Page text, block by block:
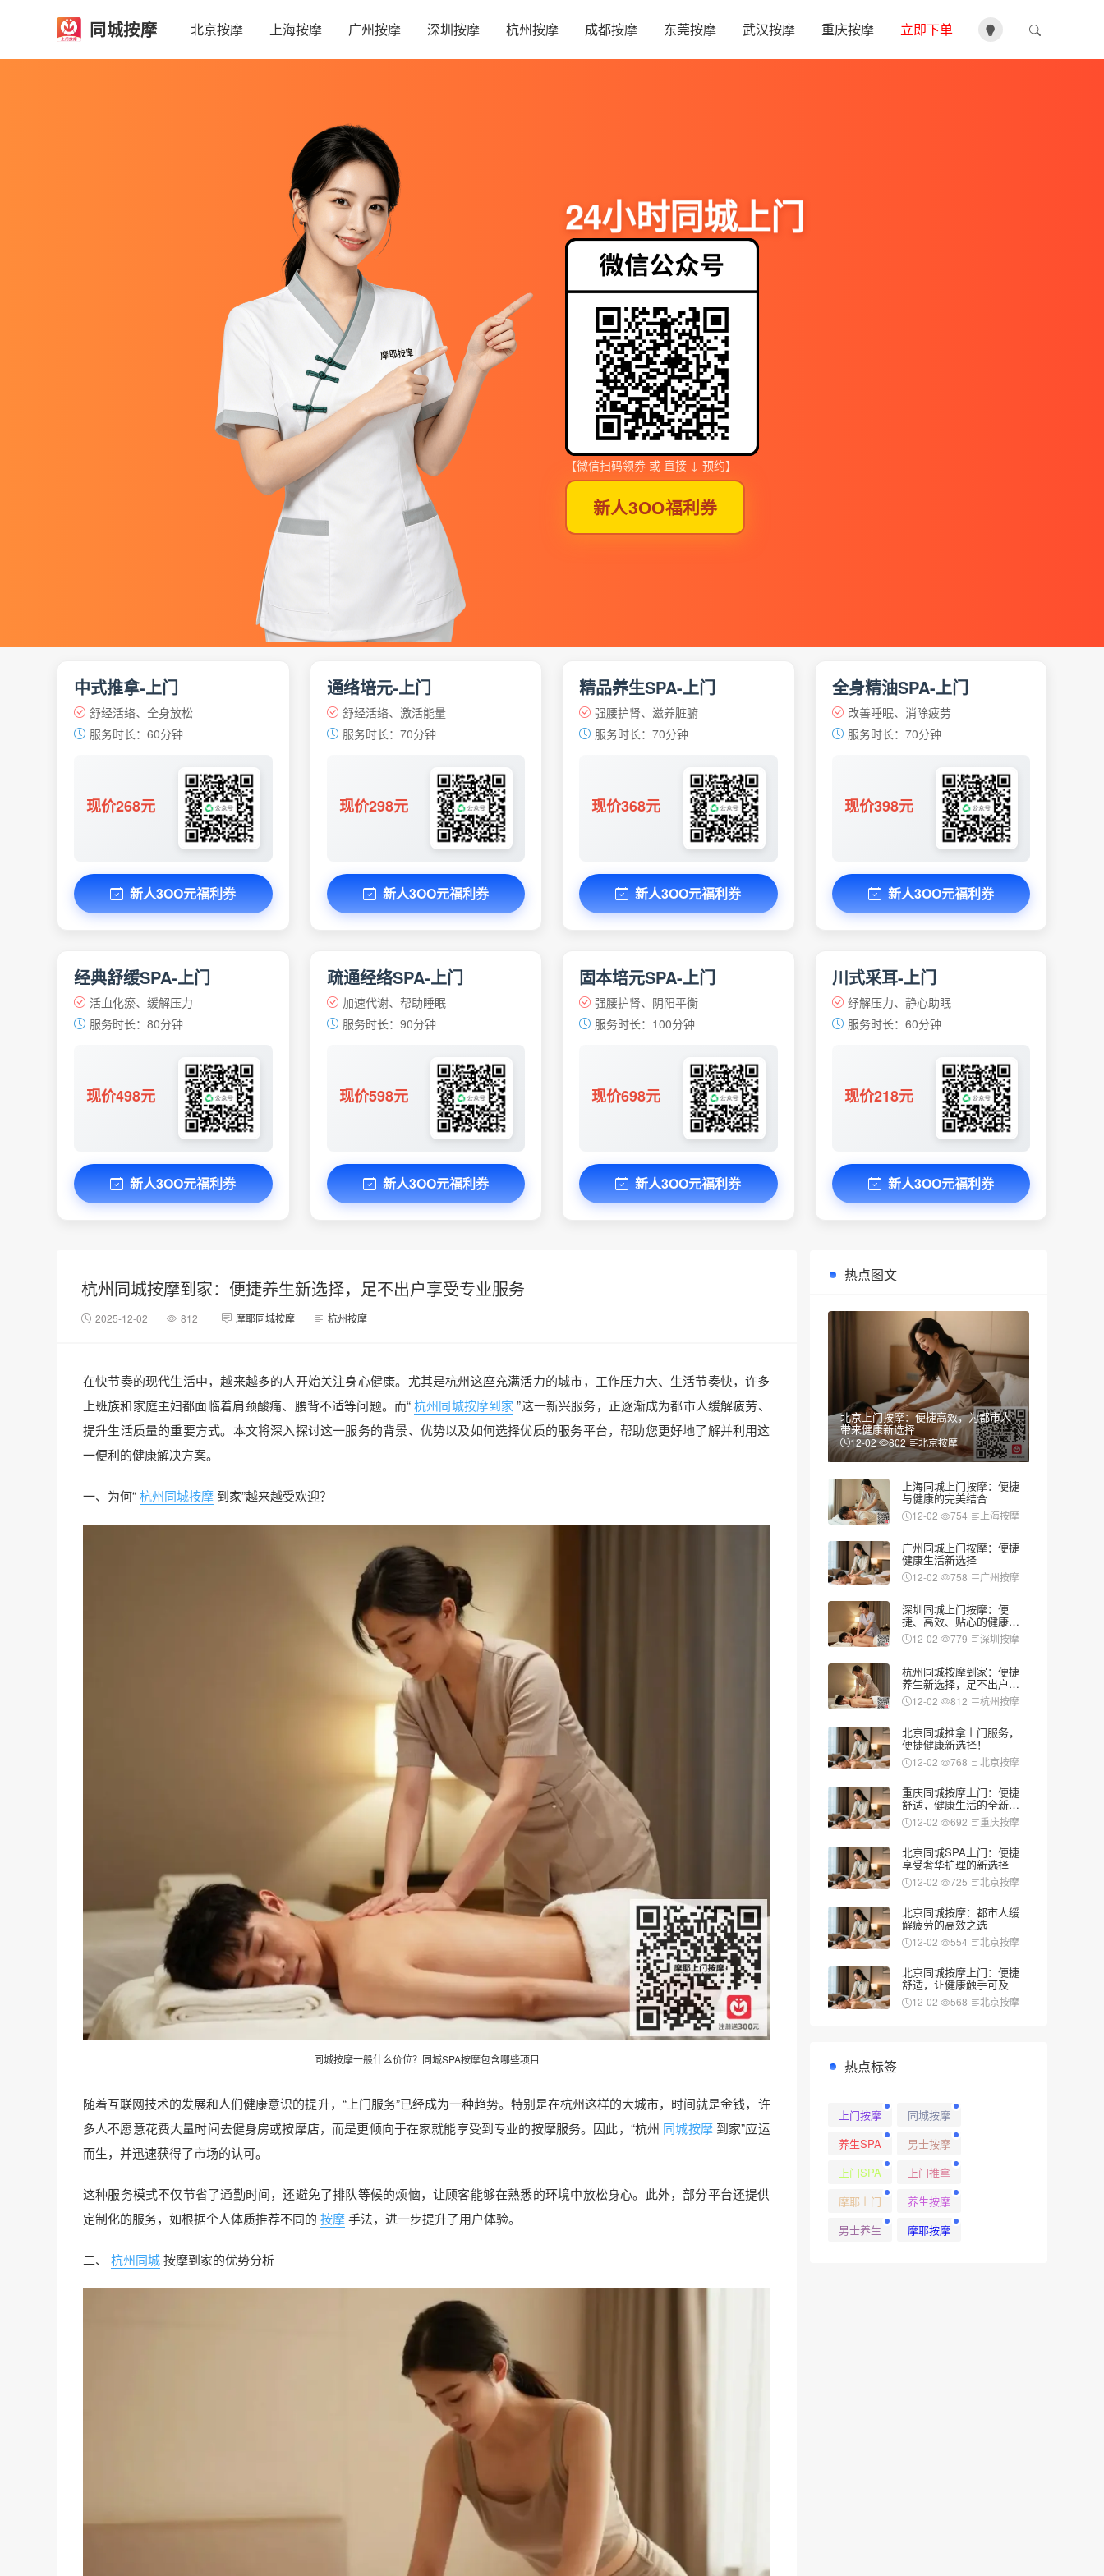
同城按摩 北京按摩 上海按摩 广州按摩 深圳按摩 杭州按摩 成都按摩 东莞按摩 武汉按摩 重庆按摩 立即下单
24小时同城上门
【微信扫码领券 或 直接 ↓ 预约】
新人3OO福利券
中式推拿-上门
舒经活络、全身放松
服务时长：60分钟
现价268元
新人3OO元福利券
通络培元-上门
舒经活络、激活能量
服务时长：70分钟
现价298元
新人3OO元福利券
精品养生SPA-上门
强腰护肾、滋养脏腑
服务时长：70分钟
现价368元
新人3OO元福利券
全身精油SPA-上门
改善睡眠、消除疲劳
服务时长：70分钟
现价398元
新人3OO元福利券
经典舒缓SPA-上门
活血化瘀、缓解压力
服务时长：80分钟
现价498元
新人3OO元福利券
疏通经络SPA-上门
加速代谢、帮助睡眠
服务时长：90分钟
现价598元
新人3OO元福利券
固本培元SPA-上门
强腰护肾、阴阳平衡
服务时长：100分钟
现价698元
新人3OO元福利券
川式采耳-上门
纾解压力、静心助眠
服务时长：60分钟
现价218元
新人3OO元福利券
杭州同城按摩到家：便捷养生新选择，足不出户享受专业服务
2025-12-02 812 摩耶同城按摩 杭州按摩
在快节奏的现代生活中，越来越多的人开始关注身心健康。尤其是杭州这座充满活力的城市，工作压力大、生活节奏快，许多
上班族和家庭主妇都面临着肩颈酸痛、腰背不适等问题。而“杭州同城按摩到家 ”这一新兴服务，正逐渐成为都市人缓解疲劳、
提升生活质量的重要方式。本文将深入探讨这一服务的背景、优势以及如何选择优质的服务平台，帮助您更好地了解并利用这
一便利的健康解决方案。
一、为何“杭州同城按摩 到家”越来越受欢迎？
同城按摩一般什么价位？ 同城SPA按摩包含哪些项目
随着互联网技术的发展和人们健康意识的提升，“上门服务”已经成为一种趋势。特别是在杭州这样的大城市，时间就是金钱，许
多人不愿意花费大量时间去健身房或按摩店，而是更倾向于在家就能享受到专业的按摩服务。因此，“杭州 同城按摩 到家”应运
而生，并迅速获得了市场的认可。
这种服务模式不仅节省了通勤时间，还避免了排队等候的烦恼，让顾客能够在熟悉的环境中放松身心。此外，部分平台还提供
定制化的服务，如根据个人体质推荐不同的 按摩手法，进一步提升了用户体验。
二、 杭州同城按摩到家的优势分析
热点图文
北京上门按摩：便捷高效，为都市人
带来健康新选择
12-02 802 北京按摩
上海同城上门按摩：便捷
与健康的完美结合
12-02 754 上海按摩
广州同城上门按摩：便捷
健康生活新选择
12-02 758 广州按摩
深圳同城上门按摩：便
捷、高效、贴心的健康新
选择12-02 779 深圳按摩
杭州同城按摩到家：便捷
养生新选择，足不出户享
受专业服务
12-02 812 杭州按摩
北京同城推拿上门服务，
便捷健康新选择！
12-02 768 北京按摩
重庆同城按摩上门：便捷
舒适，健康生活的全新选
择12-02 692 重庆按摩
北京同城SPA上门：便捷
享受奢华护理的新选择
12-02 725 北京按摩
北京同城按摩：都市人缓
解疲劳的高效之选
12-02 554 北京按摩
北京同城按摩上门：便捷
舒适，让健康触手可及
12-02 568 北京按摩
热点标签
上门按摩
同城按摩
养生SPA
男士按摩
上门SPA
上门推拿
摩耶上门
养生按摩
男士养生
摩耶按摩